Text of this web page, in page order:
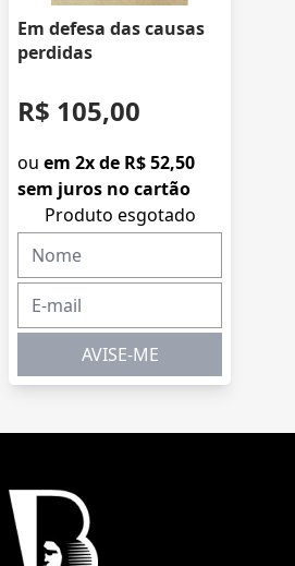
Em defesa das causas
perdidas
R$ 105,00
ou em 2x de R$ 52,50
sem juros no cartão
Produto esgotado
AVISE-ME